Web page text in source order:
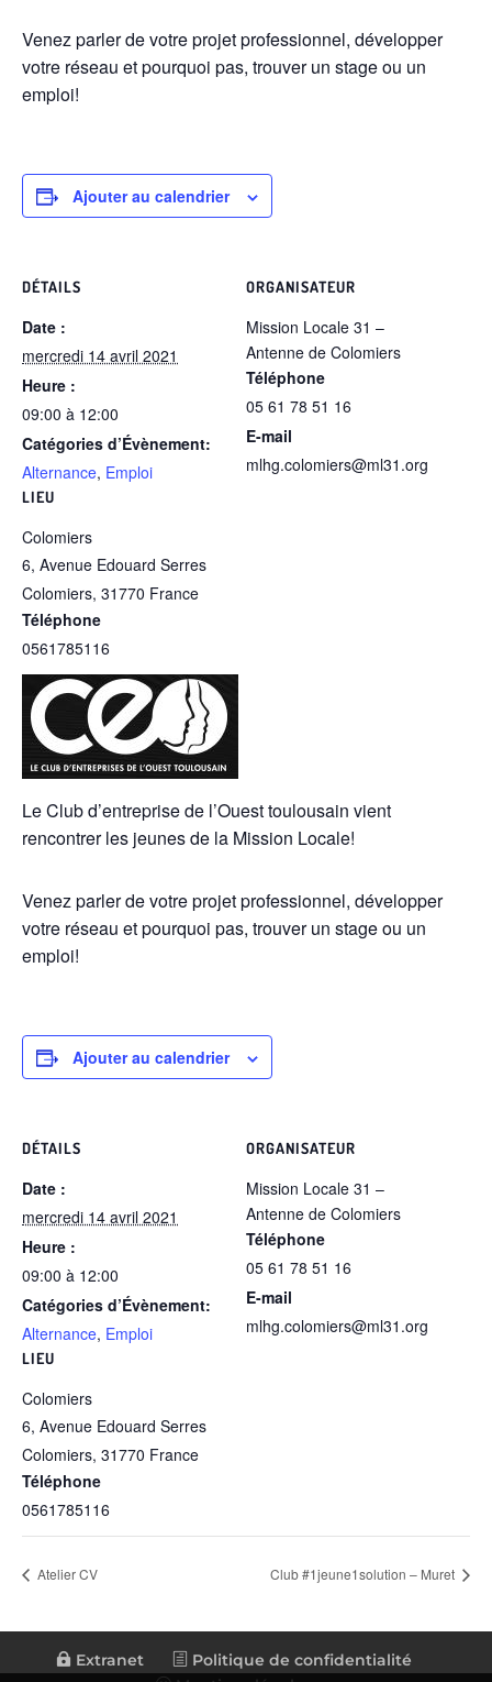
Venez parler de votre projet professionnel, développer
votre réseau et pourquoi pas, trouver un stage ou un
emploi!
Ajouter au calendrier
DÉTAILS
Date :
mercredi 14 avril 2021
Heure :
09:00 à 12:00
Catégories d’Évènement:
Alternance, Emploi
LIEU
Colomiers
6, Avenue Edouard Serres
Colomiers, 31770 France
Téléphone
0561785116
ORGANISATEUR
Mission Locale 31 –
Antenne de Colomiers
Téléphone
05 61 78 51 16
E-mail
mlhg.colomiers@ml31.org
Le Club d’entreprise de l’Ouest toulousain vient
rencontrer les jeunes de la Mission Locale!
Venez parler de votre projet professionnel, développer
votre réseau et pourquoi pas, trouver un stage ou un
emploi!
Ajouter au calendrier
DÉTAILS
Date :
mercredi 14 avril 2021
Heure :
09:00 à 12:00
Catégories d’Évènement:
Alternance, Emploi
LIEU
Colomiers
6, Avenue Edouard Serres
Colomiers, 31770 France
Téléphone
0561785116
ORGANISATEUR
Mission Locale 31 –
Antenne de Colomiers
Téléphone
05 61 78 51 16
E-mail
mlhg.colomiers@ml31.org
Atelier CV Club #1jeune1solution – Muret
Extranet
Politique de confidentialité